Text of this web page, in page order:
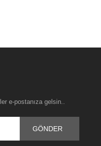
e-postanıza gelsin..